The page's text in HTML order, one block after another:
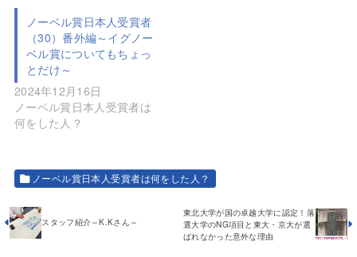
ノーベル賞日本人受賞者
（30）番外編～イグノー
ベル賞についてもちょっ
とだけ～
2024年12月16日
ノーベル賞日本人受賞者は
何をした人？
ノーベル賞日本人受賞者は何をした人？
東北大学が国の卓越大学に認定！落
選大学のNG項目と東大・京大が選
ばれなかった意外な理由
スタッフ紹介～K.Kさん～